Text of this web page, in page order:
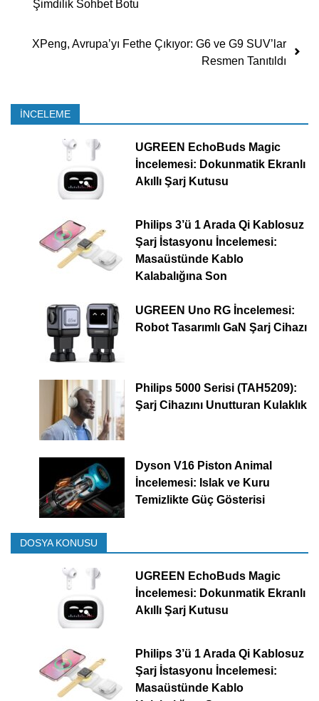
Şimdilik Sohbet Botu
XPeng, Avrupa’yı Fethe Çıkıyor: G6 ve G9 SUV’lar
Resmen Tanıtıldı
İNCELEME
UGREEN EchoBuds Magic
İncelemesi: Dokunmatik Ekranlı
Akıllı Şarj Kutusu
Philips 3’ü 1 Arada Qi Kablosuz
Şarj İstasyonu İncelemesi:
Masaüstünde Kablo
Kalabalığına Son
UGREEN Uno RG İncelemesi:
Robot Tasarımlı GaN Şarj Cihazı
Philips 5000 Serisi (TAH5209):
Şarj Cihazını Unutturan Kulaklık
Dyson V16 Piston Animal
İncelemesi: Islak ve Kuru
Temizlikte Güç Gösterisi
DOSYA KONUSU
UGREEN EchoBuds Magic
İncelemesi: Dokunmatik Ekranlı
Akıllı Şarj Kutusu
Philips 3’ü 1 Arada Qi Kablosuz
Şarj İstasyonu İncelemesi:
Masaüstünde Kablo